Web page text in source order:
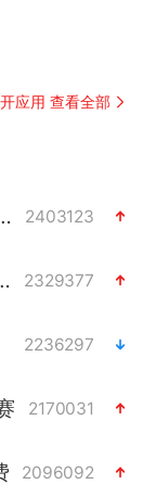
应用 查看全部
窜时伤害多人 2403123
将晋级四强 2329377
2236297
2170031
2096092